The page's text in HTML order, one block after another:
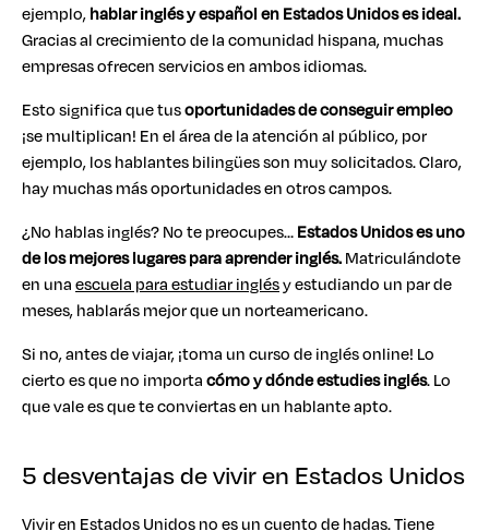
ejemplo,hablar inglés y español en Estados Unidos es ideal.
Gracias al crecimiento de la comunidad hispana, muchas
empresas ofrecen servicios en ambos idiomas.
Esto significa que tusoportunidades de conseguir empleo
¡se multiplican! En el área de la atención al público, por
ejemplo, los hablantes bilingües son muy solicitados. Claro,
hay muchas más oportunidades en otros campos.
¿No hablas inglés? No te preocupes…Estados Unidos es uno
de los mejores lugares para aprender inglés.Matriculándote
en unaescuela para estudiar inglésy estudiando un par de
meses, hablarás mejor que un norteamericano.
Si no, antes de viajar, ¡toma un curso de inglés online! Lo
cierto es que no importacómo y dónde estudies inglés. Lo
que vale es que te conviertas en un hablante apto.
5 desventajas de vivir en Estados Unidos
Vivir en Estados Unidos no es un cuento de hadas. Tiene